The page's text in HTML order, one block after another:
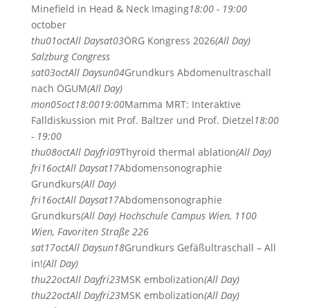
Minefield in Head & Neck Imaging18:00 - 19:00
october
thu01octAll Daysat03ÖRG Kongress 2026(All Day)
Salzburg Congress
sat03octAll Daysun04Grundkurs Abdomenultraschall
nach ÖGUM(All Day)
mon05oct18:0019:00Mamma MRT: Interaktive
Falldiskussion mit Prof. Baltzer und Prof. Dietzel18:00
- 19:00
thu08octAll Dayfri09Thyroid thermal ablation(All Day)
fri16octAll Daysat17Abdomensonographie
Grundkurs(All Day)
fri16octAll Daysat17Abdomensonographie
Grundkurs(All Day) Hochschule Campus Wien, 1100
Wien, Favoriten Straße 226
sat17octAll Daysun18Grundkurs Gefäßultraschall – All
in!(All Day)
thu22octAll Dayfri23MSK embolization(All Day)
thu22octAll Dayfri23MSK embolization(All Day)